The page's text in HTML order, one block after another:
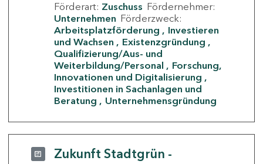
Förderart: Zuschuss Fördernehmer:
Unternehmen Förderzweck:
Arbeitsplatzförderung
Investieren
und Wachsen
Existenzgründung
Qualifizierung/Aus- und
Weiterbildung/Personal
Forschung,
Innovationen und Digitalisierung
Investitionen in Sachanlagen und
Beratung
Unternehmensgründung
Zukunft Stadtgrün -